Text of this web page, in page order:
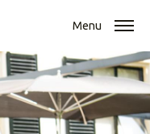
Menu